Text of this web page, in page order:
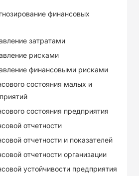
финансовых
затратами
рисками
финансовыми рисками
состояния малых и
состояния предприятия
отчетности
отчетности и показателей
отчетности организации
устойчивости предприятия